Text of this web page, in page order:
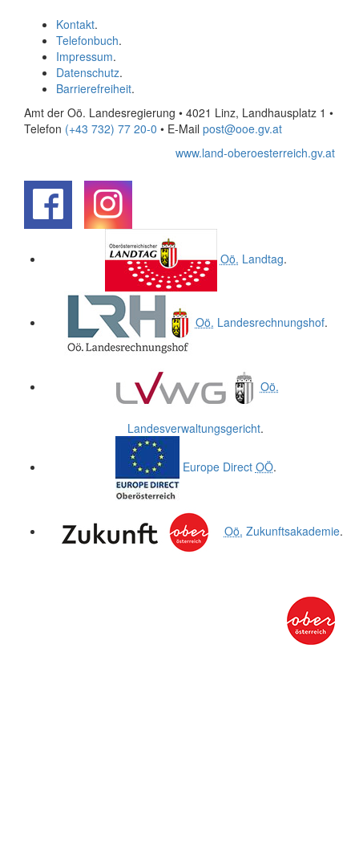
Kontakt.
Telefonbuch.
Impressum.
Datenschutz.
Barrierefreiheit.
Amt der Oö. Landesregierung • 4021 Linz, Landhausplatz 1 •
Telefon (+43 732) 77 20-0 • E-Mail post@ooe.gv.at
www.land-oberoesterreich.gv.at
Oö. Landtag.
Oö. Landesrechnungshof.
Oö.
Landesverwaltungsgericht.
Europe Direct OÖ.
Oö. Zukunftsakademie.